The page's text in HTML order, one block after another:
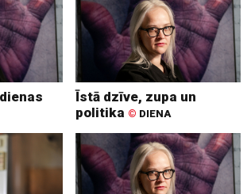
Īstā dzīve, zupa un
politika © DIENA